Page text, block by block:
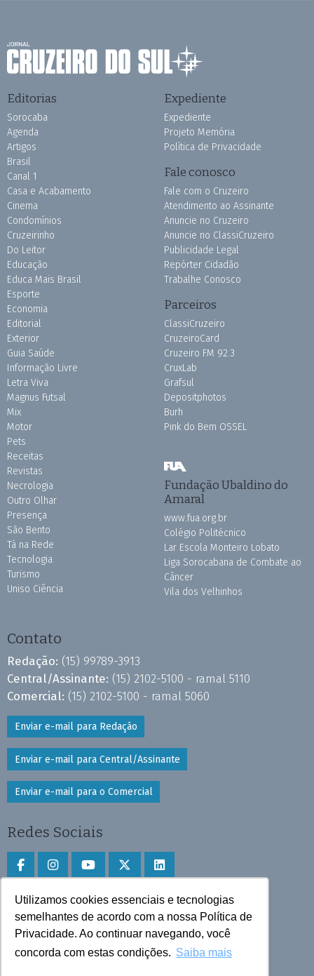
Utilizamos cookies essenciais e tecnologias
semelhantes de acordo com a nossa Política de
Privacidade. Ao continuar navegando, você
concorda com estas condições. Saiba mais
Editorias
Sorocaba
Agenda
Artigos
Brasil
Canal 1
Casa e Acabamento
Cinema
Condomínios
Cruzeirinho
Do Leitor
Educação
Educa Mais Brasil
Esporte
Economia
Editorial
Exterior
Guia Saúde
Informação Livre
Letra Viva
Magnus Futsal
Mix
Motor
Pets
Receitas
Revistas
Necrologia
Outro Olhar
Presença
São Bento
Tá na Rede
Tecnologia
Turismo
Uniso Ciência
Expediente
Expediente
Projeto Memória
Política de Privacidade
Fale conosco
Fale com o Cruzeiro
Atendimento ao Assinante
Anuncie no Cruzeiro
Anuncie no ClassiCruzeiro
Publicidade Legal
Repórter Cidadão
Trabalhe Conosco
Parceiros
ClassiCruzeiro
CruzeiroCard
Cruzeiro FM 92.3
CruxLab
Grafsul
Depositphotos
Burh
Pink do Bem OSSEL
Fundação Ubaldino do
Amaral
www.fua.org.br
Colégio Politécnico
Lar Escola Monteiro Lobato
Liga Sorocabana de Combate ao
Câncer
Vila dos Velhinhos
Contato
Redação: (15) 99789-3913
Central/Assinante: (15) 2102-5100 - ramal 5110
Comercial: (15) 2102-5100 - ramal 5060
Enviar e-mail para Redação
Enviar e-mail para Central/Assinante
Enviar e-mail para o Comercial
Redes Sociais
Faça download do aplicativo
Play Store e App Store